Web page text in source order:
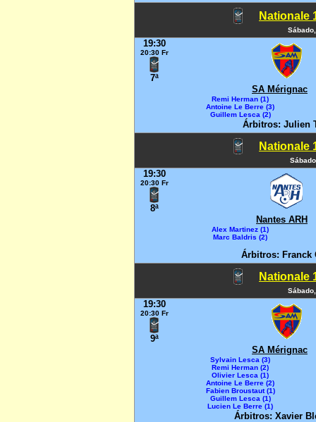
Nationale
19:30
20:30 Fr
7ª
SA Mérignac
Remi Herman (1)
Antoine Le Berre (3)
Guillem Lesca (2)
Árbitros: Julien
Nationale
19:30
20:30 Fr
8ª
Nantes ARH
Alex Martinez (1)
Marc Baldris (2)
Árbitros: Franck
Nationale
19:30
20:30 Fr
9ª
SA Mérignac
Sylvain Lesca (3)
Remi Herman (2)
Olivier Lesca (1)
Antoine Le Berre (2)
Fabien Broustaut (1)
Guillem Lesca (1)
Lucien Le Berre (1)
Árbitros: Xavier